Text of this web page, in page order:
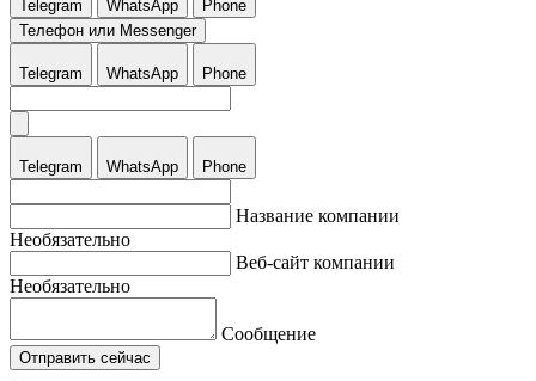
Telegram WhatsApp
Phone
Телефон или Messenger
Telegram WhatsApp Phone
Telegram WhatsApp Phone
Название компании
Необязательно
Веб-сайт компании
Необязательно
Сообщение
Отправить сейчас